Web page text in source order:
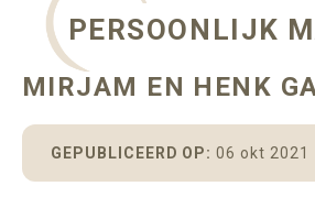
ADULTS ONLY
BLOGS OVER
PERSOONLIJK
MIRJAM EN HENK
GEPUBLICEERD OP:06 okt 2021